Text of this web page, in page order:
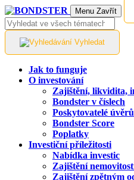
Menu Zavřít
Vyhledat
Jak to funguje
O investování
Zajištění, likvidita,
Bondster v číslech
Poskytovatelé úvěrů
Bondster Score
Poplatky
Investiční příležitosti
Nabídka investic
Zajištění
Zajištění zpětným